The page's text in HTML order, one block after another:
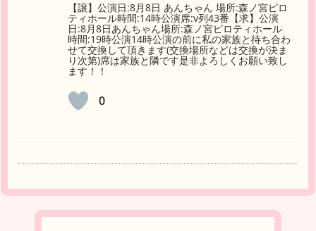
【譲】公演日:8月8日 あんちゃん 場所:森ノ宮ピロ
ティホール時間:14時公演席:v列43番【求】公演
日:8月8日あんちゃん場所:森ノ宮ピロティホール
時間:19時公演14時公演の前に私の家族と待ち合わ
せて交換して頂きます(交換場所などは交換が決ま
り次第)席は家族と隣です是非よろしくお願い致し
ます！！
0